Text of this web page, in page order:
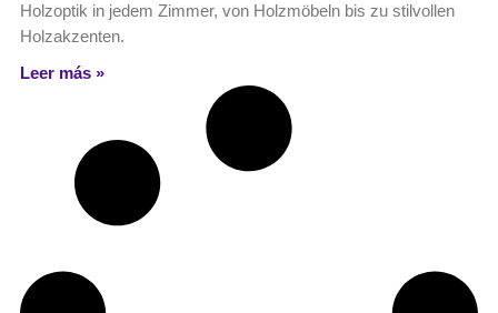
Holzoptik in jedem Zimmer, von Holzmöbeln bis zu stilvollen
Holzakzenten.
Leer más »